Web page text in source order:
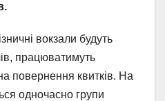
вокзали будуть
працюватимуть
повернення квитків. На
одночасно групи